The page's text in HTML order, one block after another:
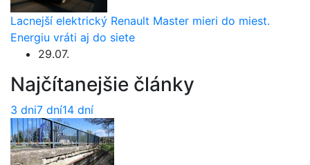
Lacnejší elektrický Renault Master mieri do miest.
Energiu vráti aj do siete
29.07.
Najčítanejšie články
3 dni7 dní14 dní